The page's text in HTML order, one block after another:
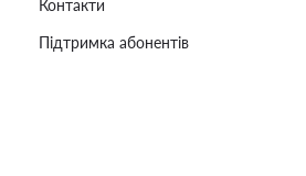
Контакти
Підтримка абонентів